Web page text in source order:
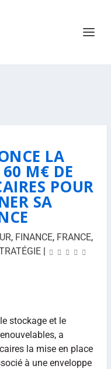
LA
M€ DE
POUR
SA
, FINANCE, FRANCE,
|
stockage et le
a
la mise en place
à une enveloppe